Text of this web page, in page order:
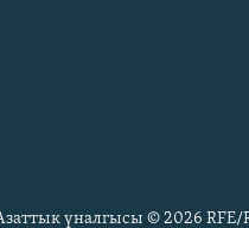
үналгысы © 2026 RFE/